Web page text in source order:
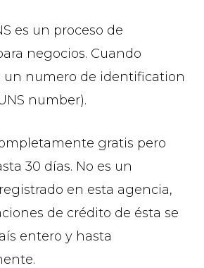
es un proceso de
negocios. Cuando
un numero de identification
number).
gratis pero
30 días. No es un
en esta agencia,
de crédito de ésta se
entero y hasta